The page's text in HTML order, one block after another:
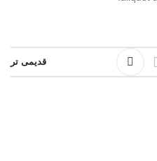
قدیمی تر